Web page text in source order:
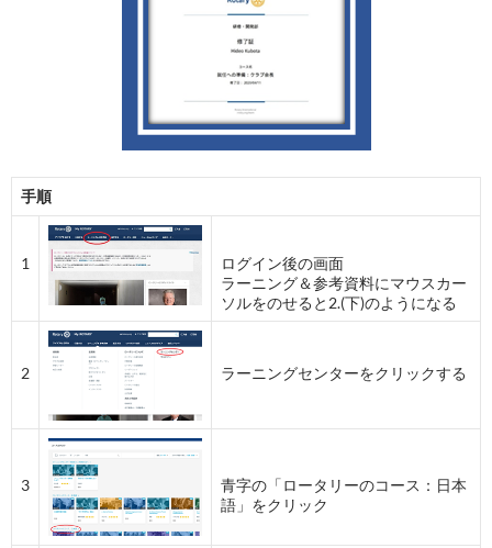
手順
1
ログイン後の画面
ラーニング＆参考資料にマウスカー
ソルをのせると2.(下)のようになる
2 ラーニングセンターをクリックする
3
青字の「ロータリーのコース：日本
語」をクリック